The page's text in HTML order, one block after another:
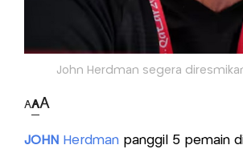
John Herdman segera
AAA
JOHN Herdmanpanggil 5 pemain